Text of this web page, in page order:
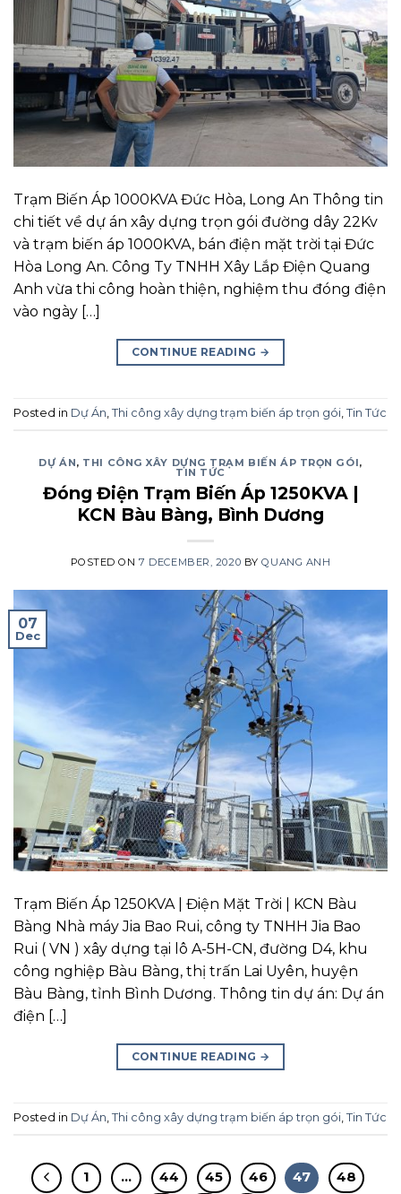
Trạm Biến Áp 1000KVA Đức Hòa, Long An Thông tin
chi tiết về dự án xây dựng trọn gói đường dây 22Kv
và trạm biến áp 1000KVA, bán điện mặt trời tại Đức
Hòa Long An. Công Ty TNHH Xây Lắp Điện Quang
Anh vừa thi công hoàn thiện, nghiệm thu đóng điện
vào ngày […]
CONTINUE READING →
Posted in Dự Án Thi công xây dựng trạm biến áp trọn gói Tin Tức
DỰ ÁN, THI CÔNG XÂY DỰNG TRẠM BIẾN ÁP TRỌN GÓI,
TIN TỨC
Đóng Điện Trạm Biến Áp 1250KVA |
KCN Bàu Bàng, Bình Dương
POSTED ON7 DECEMBER, 2020 BYQUANG ANH
07
Dec
Trạm Biến Áp 1250KVA | Điện Mặt Trời | KCN Bàu
Bàng Nhà máy Jia Bao Rui, công ty TNHH Jia Bao
Rui ( VN ) xây dựng tại lô A-5H-CN, đường D4, khu
công nghiệp Bàu Bàng, thị trấn Lai Uyên, huyện
Bàu Bàng, tỉnh Bình Dương. Thông tin dự án: Dự án
điện […]
CONTINUE READING →
Posted in Dự Án, Thi công xây dựng trạm biến áp trọn gói, Tin Tức
1 … 44 45 46 47 48